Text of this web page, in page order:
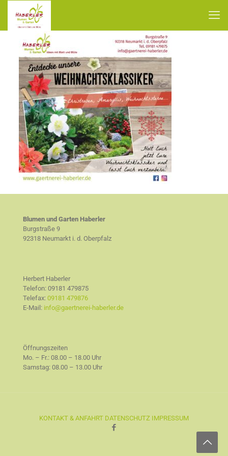
Blumen und Garten Haberler
Burgstraße 9
92318 Neumarkt i. d. Oberpfalz
Herbert Haberler
Telefon: 09181 479875
Telefax: 09181 479876
E-Mail: info@gaertnerei-haberler.de
Öffnungszeiten
Mo. – Fr.: 08.00 – 18.00 Uhr
Samstag: 08.00 – 13.00 Uhr
KONTAKT & ANFAHRT DATENSCHUTZ IMPRESSUM